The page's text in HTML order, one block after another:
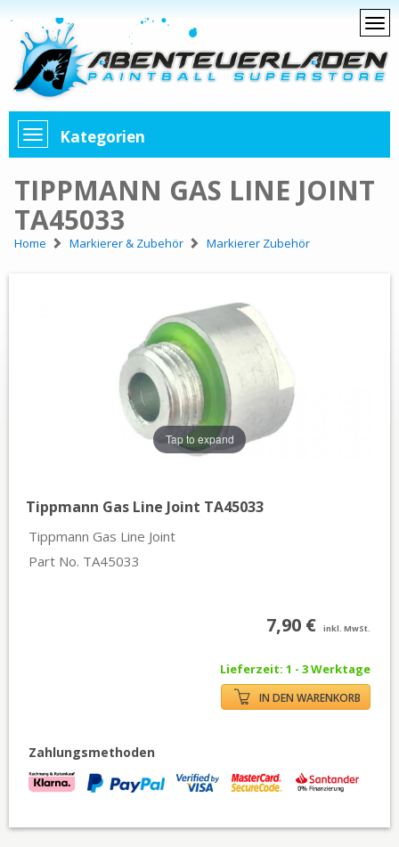
Kategorien
TIPPMANN GAS LINE JOINT
TA45033
Home Markierer & Zubehör Markierer Zubehör
Tap to expand
Tippmann Gas Line Joint TA45033
Tippmann Gas Line Joint
Part No. TA45033
7,90 € inkl. MwSt.
Lieferzeit: 1 - 3 Werktage
IN DEN WARENKORB
Zahlungsmethoden